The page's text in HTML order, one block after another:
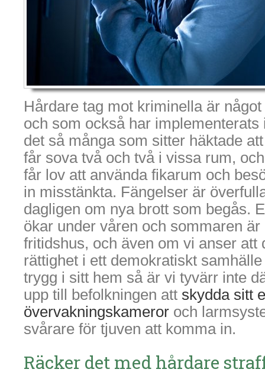
Hårdare tag mot kriminella är
och som också har implementerats
det så många som sitter häktade
får sova två och två i vissa rum,
får lov att använda fikarum och
in misstänkta. Fängelser är
dagligen om nya brott som begås.
ökar under våren och sommaren
fritidshus, och även om vi anser att
rättighet i ett demokratiskt
trygg i sitt hem så är vi tyvärr inte
upp till befolkningen att skydda sitt
övervakningskameror och
svårare för tjuven att komma in.
Räcker det med hårdare